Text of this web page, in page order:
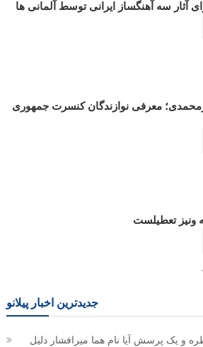
آثار سه آهنگساز ایرانی توسط آلمانی ها
معرفی نوازندگان کنسرت جمهوری
ونیز تعطیلست
جدیدترین اخبار پیلانو
و یک پرسش آیا نام هما میرافشار دلیل